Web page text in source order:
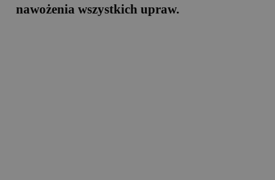
nawożenia wszystkich upraw.